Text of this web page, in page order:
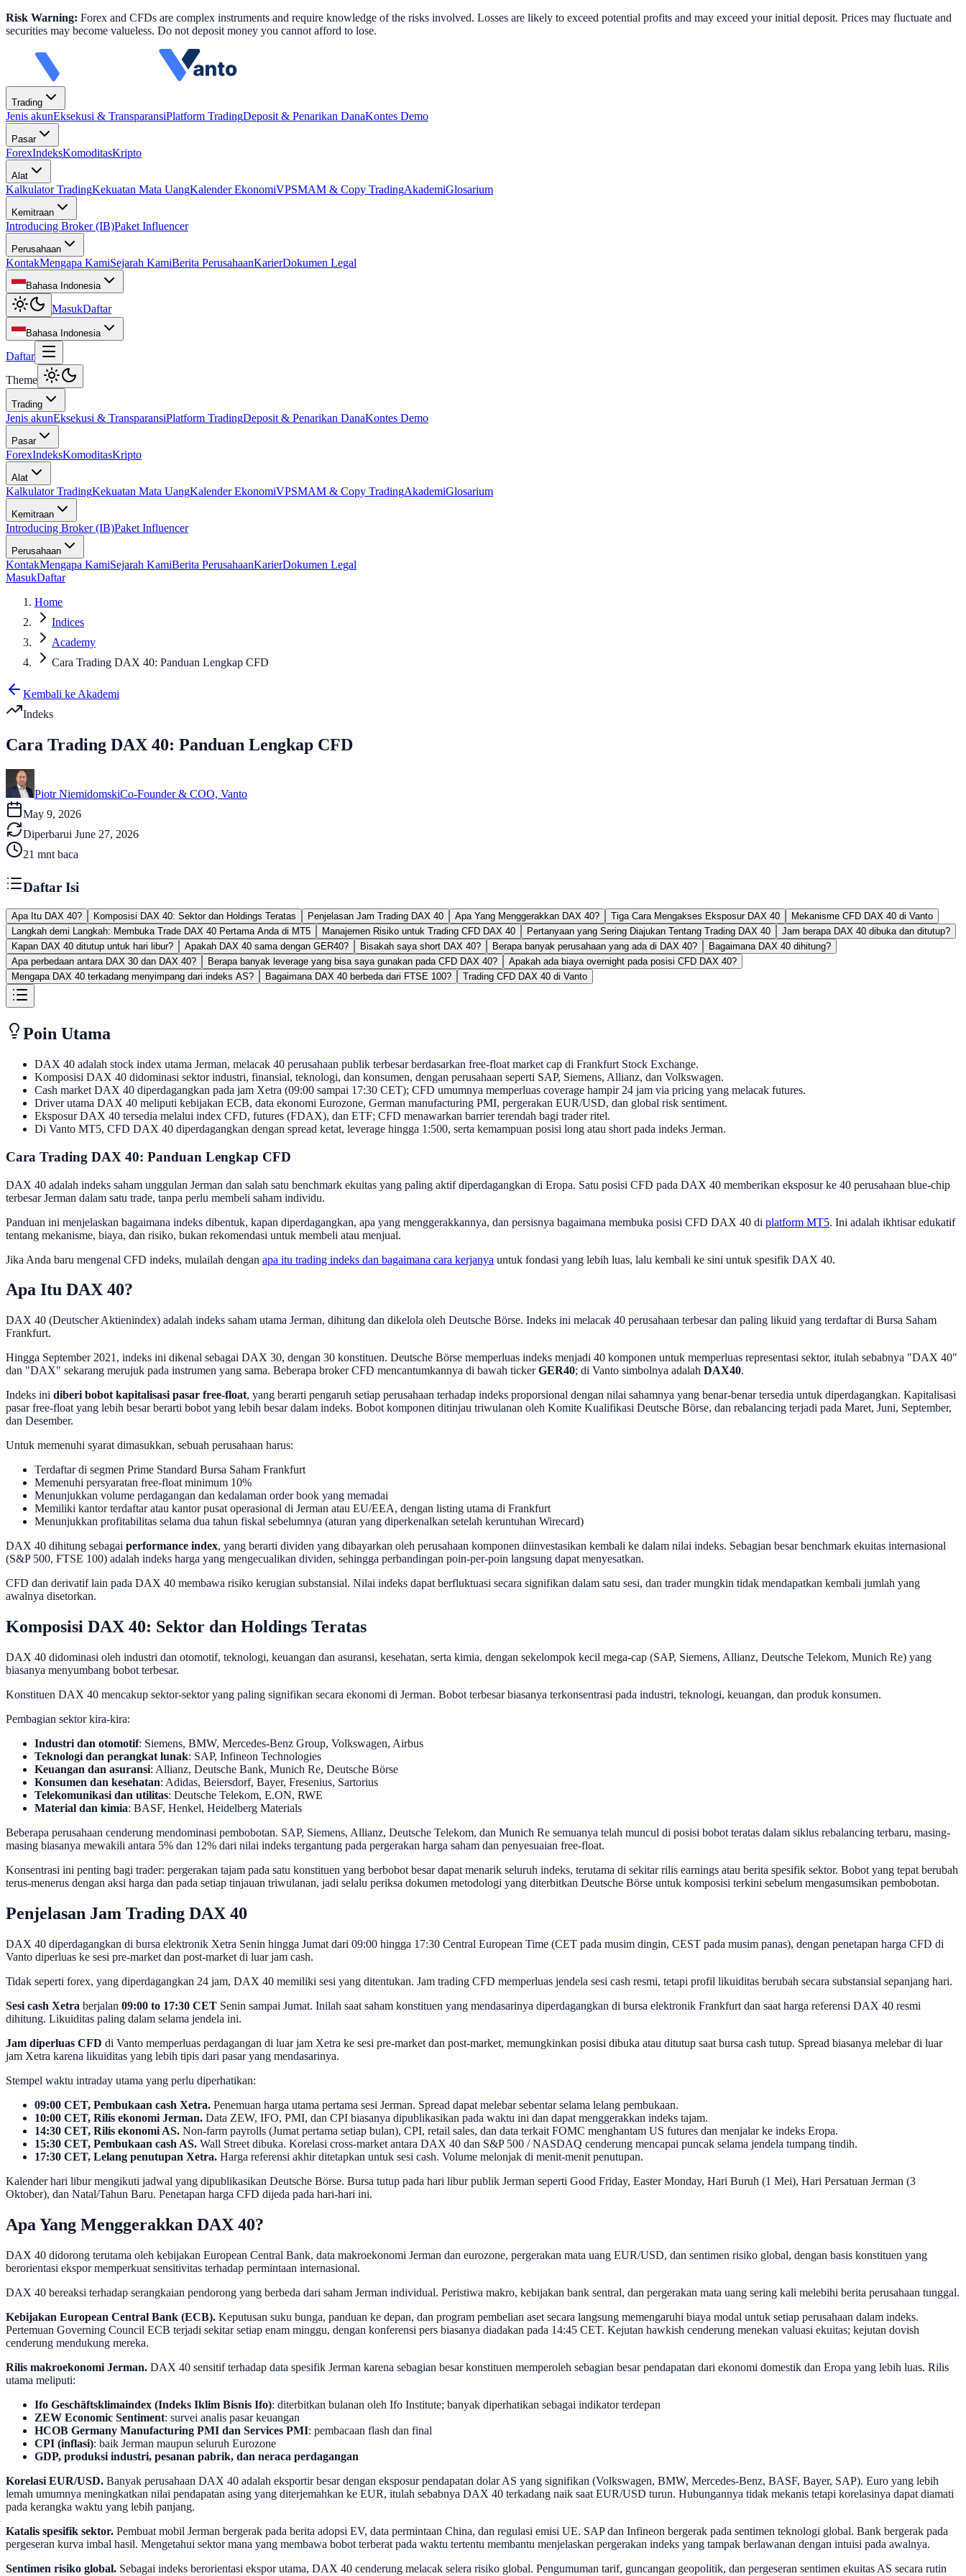
Risk Warning: Forex and CFDs are complex instruments and require knowledge of the risks involved. Losses are likely to exceed potential profits and may exceed your initial deposit. Prices may fluctuate and
securities may become valueless. Do not deposit money you cannot afford to lose.
Trading
Jenis akunEksekusi & TransparansiPlatform TradingDeposit & Penarikan DanaKontes Demo
Pasar
ForexIndeksKomoditasKripto
Alat
Kalkulator TradingKekuatan Mata UangKalender EkonomiVPSMAM & Copy TradingAkademiGlosarium
Kemitraan
Introducing Broker (IB)Paket Influencer
Perusahaan
KontakMengapa KamiSejarah KamiBerita PerusahaanKarierDokumen Legal
Bahasa Indonesia
MasukDaftar
Bahasa Indonesia
Daftar
Theme
Trading
Jenis akunEksekusi & TransparansiPlatform TradingDeposit & Penarikan DanaKontes Demo
Pasar
ForexIndeksKomoditasKripto
Alat
Kalkulator TradingKekuatan Mata UangKalender EkonomiVPSMAM & Copy TradingAkademiGlosarium
Kemitraan
Introducing Broker (IB)Paket Influencer
Perusahaan
KontakMengapa KamiSejarah KamiBerita PerusahaanKarierDokumen Legal
MasukDaftar
Home
Indices
Academy
Cara Trading DAX 40: Panduan Lengkap CFD
Kembali ke Akademi
Indeks
Cara Trading DAX 40: Panduan Lengkap CFD
Piotr NiemidomskiCo-Founder & COO, Vanto
May 9, 2026
Diperbarui June 27, 2026
21 mnt baca
Daftar Isi
Apa Itu DAX 40? Komposisi DAX 40: Sektor dan Holdings Teratas Penjelasan Jam Trading DAX 40 Apa Yang Menggerakkan DAX 40? Tiga Cara Mengakses Eksposur DAX 40
Mekanisme CFD DAX 40 di Vanto
Langkah demi Langkah: Membuka Trade DAX 40 Pertama Anda di MT5
Manajemen Risiko untuk Trading CFD DAX 40 Pertanyaan yang Sering Diajukan Tentang Trading DAX 40
Jam berapa DAX 40 dibuka dan ditutup?
Kapan DAX 40 ditutup untuk hari libur?
Apakah DAX 40 sama dengan GER40? Bisakah saya short DAX 40? Berapa banyak perusahaan yang ada di DAX 40?
Bagaimana DAX 40 dihitung?
Apa perbedaan antara DAX 30 dan DAX 40?
Berapa banyak leverage yang bisa saya gunakan pada CFD DAX 40?
Apakah ada biaya overnight pada posisi CFD DAX 40?
Mengapa DAX 40 terkadang menyimpang dari indeks AS?
Bagaimana DAX 40 berbeda dari FTSE 100? Trading CFD DAX 40 di Vanto
Poin Utama
DAX 40 adalah stock index utama Jerman, melacak 40 perusahaan publik terbesar berdasarkan free-float market cap di Frankfurt Stock Exchange.
Komposisi DAX 40 didominasi sektor industri, finansial, teknologi, dan konsumen, dengan perusahaan seperti SAP, Siemens, Allianz, dan Volkswagen.
Cash market DAX 40 diperdagangkan pada jam Xetra (09:00 sampai 17:30 CET); CFD umumnya memperluas coverage hampir 24 jam via pricing yang melacak futures.
Driver utama DAX 40 meliputi kebijakan ECB, data ekonomi Eurozone, German manufacturing PMI, pergerakan EUR/USD, dan global risk sentiment.
Eksposur DAX 40 tersedia melalui index CFD, futures (FDAX), dan ETF; CFD menawarkan barrier terendah bagi trader ritel.
Di Vanto MT5, CFD DAX 40 diperdagangkan dengan spread ketat, leverage hingga 1:500, serta kemampuan posisi long atau short pada indeks Jerman.
Cara Trading DAX 40: Panduan Lengkap CFD
DAX 40 adalah indeks saham unggulan Jerman dan salah satu benchmark ekuitas yang paling aktif diperdagangkan di Eropa. Satu posisi CFD pada DAX 40 memberikan eksposur ke 40 perusahaan blue-chip
terbesar Jerman dalam satu trade, tanpa perlu membeli saham individu.
Panduan ini menjelaskan bagaimana indeks dibentuk, kapan diperdagangkan, apa yang menggerakkannya, dan persisnya bagaimana membuka posisi CFD DAX 40 di platform MT5. Ini adalah ikhtisar edukatif
tentang mekanisme, biaya, dan risiko, bukan rekomendasi untuk membeli atau menjual.
Jika Anda baru mengenal CFD indeks, mulailah dengan apa itu trading indeks dan bagaimana cara kerjanya untuk fondasi yang lebih luas, lalu kembali ke sini untuk spesifik DAX 40.
Apa Itu DAX 40?
DAX 40 (Deutscher Aktienindex) adalah indeks saham utama Jerman, dihitung dan dikelola oleh Deutsche Börse. Indeks ini melacak 40 perusahaan terbesar dan paling likuid yang terdaftar di Bursa Saham
Frankfurt.
Hingga September 2021, indeks ini dikenal sebagai DAX 30, dengan 30 konstituen. Deutsche Börse memperluas indeks menjadi 40 komponen untuk memperluas representasi sektor, itulah sebabnya "DAX 40"
dan "DAX" sekarang merujuk pada instrumen yang sama. Beberapa broker CFD mencantumkannya di bawah tickerGER40; di Vanto simbolnya adalah DAX40.
Indeks ini diberi bobot kapitalisasi pasar free-float, yang berarti pengaruh setiap perusahaan terhadap indeks proporsional dengan nilai sahamnya yang benar-benar tersedia untuk diperdagangkan. Kapitalisasi
pasar free-float yang lebih besar berarti bobot yang lebih besar dalam indeks. Bobot komponen ditinjau triwulanan oleh Komite Kualifikasi Deutsche Börse, dan rebalancing terjadi pada Maret, Juni, September,
dan Desember.
Untuk memenuhi syarat dimasukkan, sebuah perusahaan harus:
Terdaftar di segmen Prime Standard Bursa Saham Frankfurt
Memenuhi persyaratan free-float minimum 10%
Menunjukkan volume perdagangan dan kedalaman order book yang memadai
Memiliki kantor terdaftar atau kantor pusat operasional di Jerman atau EU/EEA, dengan listing utama di Frankfurt
Menunjukkan profitabilitas selama dua tahun fiskal sebelumnya (aturan yang diperkenalkan setelah keruntuhan Wirecard)
DAX 40 dihitung sebagai performance index, yang berarti dividen yang dibayarkan oleh perusahaan komponen diinvestasikan kembali ke dalam nilai indeks. Sebagian besar benchmark ekuitas internasional
(S&P 500, FTSE 100) adalah indeks harga yang mengecualikan dividen, sehingga perbandingan poin-per-poin langsung dapat menyesatkan.
CFD dan derivatif lain pada DAX 40 membawa risiko kerugian substansial. Nilai indeks dapat berfluktuasi secara signifikan dalam satu sesi, dan trader mungkin tidak mendapatkan kembali jumlah yang
awalnya disetorkan.
Komposisi DAX 40: Sektor dan Holdings Teratas
DAX 40 didominasi oleh industri dan otomotif, teknologi, keuangan dan asuransi, kesehatan, serta kimia, dengan sekelompok kecil mega-cap (SAP, Siemens, Allianz, Deutsche Telekom, Munich Re) yang
biasanya menyumbang bobot terbesar.
Konstituen DAX 40 mencakup sektor-sektor yang paling signifikan secara ekonomi di Jerman. Bobot terbesar biasanya terkonsentrasi pada industri, teknologi, keuangan, dan produk konsumen.
Pembagian sektor kira-kira:
Industri dan otomotif: Siemens, BMW, Mercedes-Benz Group, Volkswagen, Airbus
Teknologi dan perangkat lunak: SAP, Infineon Technologies
Keuangan dan asuransi: Allianz, Deutsche Bank, Munich Re, Deutsche Börse
Konsumen dan kesehatan: Adidas, Beiersdorf, Bayer, Fresenius, Sartorius
Telekomunikasi dan utilitas: Deutsche Telekom, E.ON, RWE
Material dan kimia: BASF, Henkel, Heidelberg Materials
Beberapa perusahaan cenderung mendominasi pembobotan. SAP, Siemens, Allianz, Deutsche Telekom, dan Munich Re semuanya telah muncul di posisi bobot teratas dalam siklus rebalancing terbaru, masing-
masing biasanya mewakili antara 5% dan 12% dari nilai indeks tergantung pada pergerakan harga saham dan penyesuaian free-float.
Konsentrasi ini penting bagi trader: pergerakan tajam pada satu konstituen yang berbobot besar dapat menarik seluruh indeks, terutama di sekitar rilis earnings atau berita spesifik sektor. Bobot yang tepat berubah
terus-menerus dengan aksi harga dan pada setiap tinjauan triwulanan, jadi selalu periksa dokumen metodologi yang diterbitkan Deutsche Börse untuk komposisi terkini sebelum mengasumsikan pembobotan.
Penjelasan Jam Trading DAX 40
DAX 40 diperdagangkan di bursa elektronik Xetra Senin hingga Jumat dari 09:00 hingga 17:30 Central European Time (CET pada musim dingin, CEST pada musim panas), dengan penetapan harga CFD di
Vanto diperluas ke sesi pre-market dan post-market di luar jam cash.
Tidak seperti forex, yang diperdagangkan 24 jam, DAX 40 memiliki sesi yang ditentukan. Jam trading CFD memperluas jendela sesi cash resmi, tetapi profil likuiditas berubah secara substansial sepanjang hari.
Sesi cash Xetra berjalan 09:00 to 17:30 CET Senin sampai Jumat. Inilah saat saham konstituen yang mendasarinya diperdagangkan di bursa elektronik Frankfurt dan saat harga referensi DAX 40 resmi
dihitung. Likuiditas paling dalam selama jendela ini.
Jam diperluas CFD di Vanto memperluas perdagangan di luar jam Xetra ke sesi pre-market dan post-market, memungkinkan posisi dibuka atau ditutup saat bursa cash tutup. Spread biasanya melebar di luar
jam Xetra karena likuiditas yang lebih tipis dari pasar yang mendasarinya.
Stempel waktu intraday utama yang perlu diperhatikan:
09:00 CET, Pembukaan cash Xetra. Penemuan harga utama pertama sesi Jerman. Spread dapat melebar sebentar selama lelang pembukaan.
10:00 CET, Rilis ekonomi Jerman. Data ZEW, IFO, PMI, dan CPI biasanya dipublikasikan pada waktu ini dan dapat menggerakkan indeks tajam.
14:30 CET, Rilis ekonomi AS. Non-farm payrolls (Jumat pertama setiap bulan), CPI, retail sales, dan data terkait FOMC menghantam US futures dan menjalar ke indeks Eropa.
15:30 CET, Pembukaan cash AS. Wall Street dibuka. Korelasi cross-market antara DAX 40 dan S&P 500 / NASDAQ cenderung mencapai puncak selama jendela tumpang tindih.
17:30 CET, Lelang penutupan Xetra. Harga referensi akhir ditetapkan untuk sesi cash. Volume melonjak di menit-menit penutupan.
Kalender hari libur mengikuti jadwal yang dipublikasikan Deutsche Börse. Bursa tutup pada hari libur publik Jerman seperti Good Friday, Easter Monday, Hari Buruh (1 Mei), Hari Persatuan Jerman (3
Oktober), dan Natal/Tahun Baru. Penetapan harga CFD dijeda pada hari-hari ini.
Apa Yang Menggerakkan DAX 40?
DAX 40 didorong terutama oleh kebijakan European Central Bank, data makroekonomi Jerman dan eurozone, pergerakan mata uang EUR/USD, dan sentimen risiko global, dengan basis konstituen yang
berorientasi ekspor memperkuat sensitivitas terhadap permintaan internasional.
DAX 40 bereaksi terhadap serangkaian pendorong yang berbeda dari saham Jerman individual. Peristiwa makro, kebijakan bank sentral, dan pergerakan mata uang sering kali melebihi berita perusahaan tunggal.
Kebijakan European Central Bank (ECB). Keputusan suku bunga, panduan ke depan, dan program pembelian aset secara langsung memengaruhi biaya modal untuk setiap perusahaan dalam indeks.
Pertemuan Governing Council ECB terjadi sekitar setiap enam minggu, dengan konferensi pers biasanya diadakan pada 14:45 CET. Kejutan hawkish cenderung menekan valuasi ekuitas; kejutan dovish
cenderung mendukung mereka.
Rilis makroekonomi Jerman. DAX 40 sensitif terhadap data spesifik Jerman karena sebagian besar konstituen memperoleh sebagian besar pendapatan dari ekonomi domestik dan Eropa yang lebih luas. Rilis
utama meliputi:
Ifo Geschäftsklimaindex (Indeks Iklim Bisnis Ifo): diterbitkan bulanan oleh Ifo Institute; banyak diperhatikan sebagai indikator terdepan
ZEW Economic Sentiment: survei analis pasar keuangan
HCOB Germany Manufacturing PMI dan Services PMI: pembacaan flash dan final
CPI (inflasi): baik Jerman maupun seluruh Eurozone
GDP, produksi industri, pesanan pabrik, dan neraca perdagangan
Korelasi EUR/USD. Banyak perusahaan DAX 40 adalah eksportir besar dengan eksposur pendapatan dolar AS yang signifikan (Volkswagen, BMW, Mercedes-Benz, BASF, Bayer, SAP). Euro yang lebih
lemah umumnya meningkatkan nilai pendapatan asing yang diterjemahkan ke EUR, itulah sebabnya DAX 40 terkadang naik saat EUR/USD turun. Hubungannya tidak mekanis tetapi korelasinya dapat diamati
pada kerangka waktu yang lebih panjang.
Katalis spesifik sektor. Pembuat mobil Jerman bergerak pada berita adopsi EV, data permintaan China, dan regulasi emisi UE. SAP dan Infineon bergerak pada sentimen teknologi global. Bank bergerak pada
pergeseran kurva imbal hasil. Mengetahui sektor mana yang membawa bobot terberat pada waktu tertentu membantu menjelaskan pergerakan indeks yang tampak berlawanan dengan intuisi pada awalnya.
Sentimen risiko global. Sebagai indeks berorientasi ekspor utama, DAX 40 cenderung melacak selera risiko global. Pengumuman tarif, guncangan geopolitik, dan pergeseran sentimen ekuitas AS secara rutin